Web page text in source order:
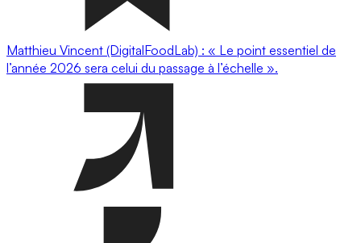
Matthieu Vincent (DigitalFoodLab) : « Le point essentiel de
l’année 2026 sera celui du passage à l’échelle ».